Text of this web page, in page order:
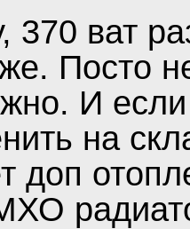
370 ват
Посто
И если
на
доп